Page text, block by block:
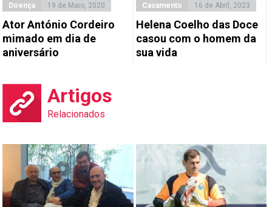
Doença 19 de Maio, 2020
Ator António Cordeiro
mimado em dia de
aniversário
Casamento 16 de Abril, 2023
Helena Coelho das Doce
casou com o homem da
sua vida
Artigos
Relacionados